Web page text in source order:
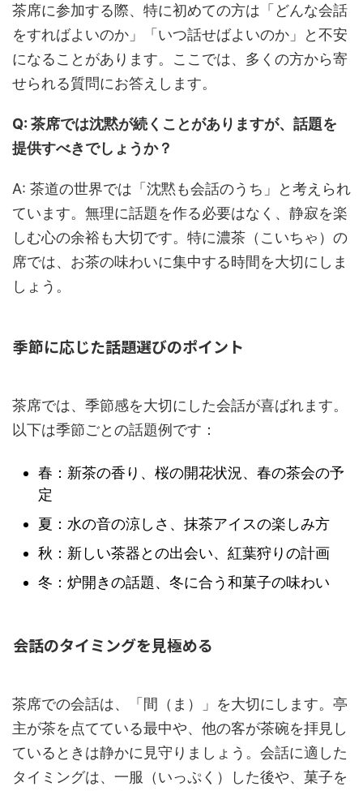
茶席に参加する際、特に初めての方は「どんな会話
をすればよいのか」「いつ話せばよいのか」と不安
になることがあります。ここでは、多くの方から寄
せられる質問にお答えします。
Q: 茶席では沈黙が続くことがありますが、話題を
提供すべきでしょうか？
A: 茶道の世界では「沈黙も会話のうち」と考えられ
ています。無理に話題を作る必要はなく、静寂を楽
しむ心の余裕も大切です。特に濃茶（こいちゃ）の
席では、お茶の味わいに集中する時間を大切にしま
しょう。
季節に応じた話題選びのポイント
茶席では、季節感を大切にした会話が喜ばれます。
以下は季節ごとの話題例です：
春：新茶の香り、桜の開花状況、春の茶会の予
定
夏：水の音の涼しさ、抹茶アイスの楽しみ方
秋：新しい茶器との出会い、紅葉狩りの計画
冬：炉開きの話題、冬に合う和菓子の味わい
会話のタイミングを見極める
茶席での会話は、「間（ま）」を大切にします。亭
主が茶を点てている最中や、他の客が茶碗を拝見し
ているときは静かに見守りましょう。会話に適した
タイミングは、一服（いっぷく）した後や、菓子を